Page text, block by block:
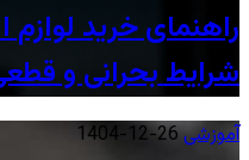
راهنمای خرید لوازم
شرایط بحرانی و
آموزشی1404-12-26